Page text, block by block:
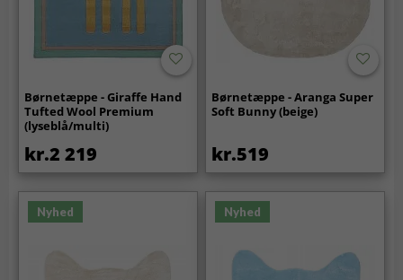
Børnetæppe - Giraffe Hand
Tufted Wool Premium
(lyseblå/multi)
kr.2 219
Børnetæppe - Aranga Super
Soft Bunny (beige)
kr.519
Nyhed Nyhed